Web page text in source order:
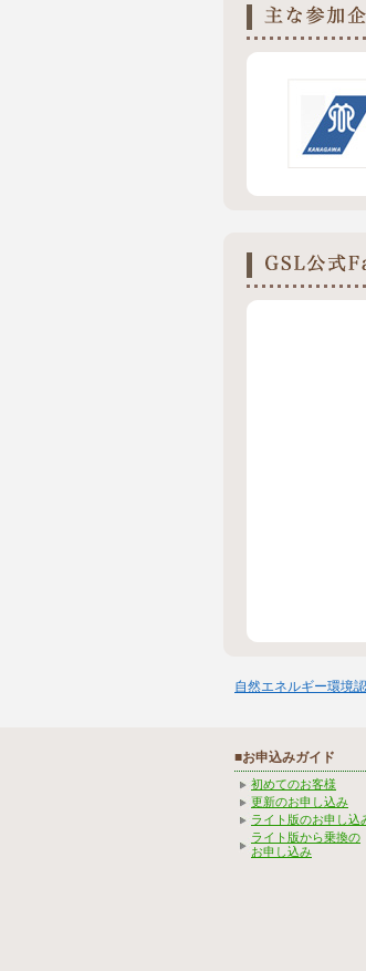
自然エネルギー環境
■お申込みガイド
初めてのお客様
更新のお申し込み
ライト版のお申し込
ライト版から乗換の
お申し込み